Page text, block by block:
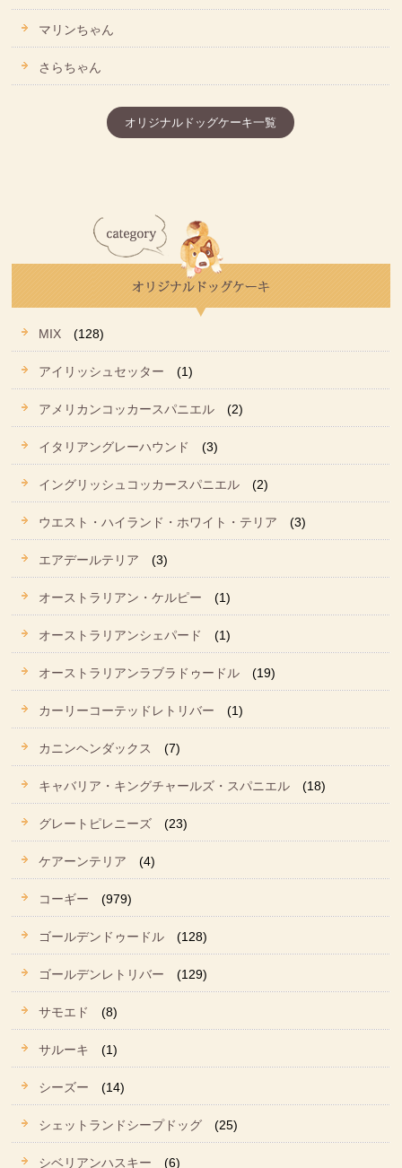
マリンちゃん
さらちゃん
オリジナルドッグケーキ一覧
MIX (128)
アイリッシュセッター (1)
アメリカンコッカースパニエル (2)
イタリアングレーハウンド (3)
イングリッシュコッカースパニエル (2)
ウエスト・ハイランド・ホワイト・テリア (3)
エアデールテリア (3)
オーストラリアン・ケルピー (1)
オーストラリアンシェパード (1)
オーストラリアンラブラドゥードル (19)
カーリーコーテッドレトリバー (1)
カニンヘンダックス (7)
キャバリア・キングチャールズ・スパニエル (18)
グレートピレニーズ (23)
ケアーンテリア (4)
コーギー (979)
ゴールデンドゥードル (128)
ゴールデンレトリバー (129)
サモエド (8)
サルーキ (1)
シーズー (14)
シェットランドシープドッグ (25)
シベリアンハスキー (6)